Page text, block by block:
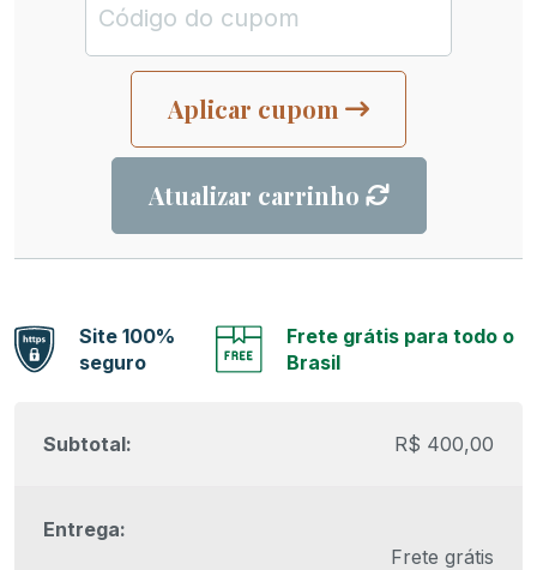
Aplicar cupom
Atualizar carrinho
Site 100%
seguro
Frete grátis para todo o
Brasil
R$ 400,00
Frete grátis